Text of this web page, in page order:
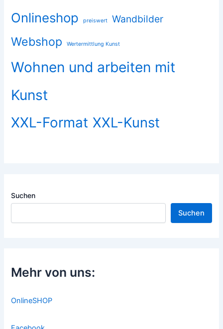
Onlineshop
preiswert Wandbilder
Webshop Wertermittlung Kunst
Wohnen und arbeiten mit
Kunst
XXL-Format XXL-Kunst
Suchen
Suchen
Mehr von uns:
OnlineSHOP